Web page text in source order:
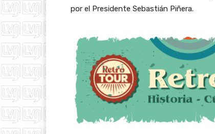
por el Presidente Sebastián Piñera.